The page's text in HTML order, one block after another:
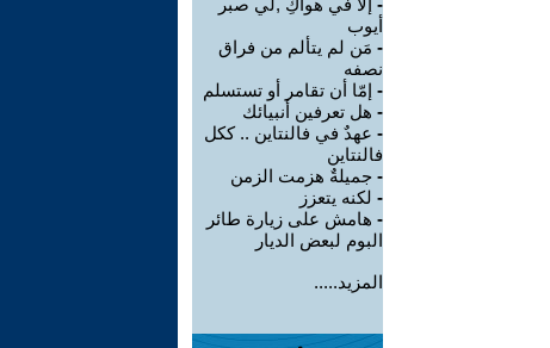
- إلاّ في هواكِ ,لي صبر
أيوب
- مَن لم يتألم من فراق
نصفه
- إمّا أن تقامر أو تستسلم
- هل تعرفين أنبيائك
- عهدٌ في فالنتاين .. ككل
فالنتاين
- جميلةٌ هزمت الزمن
- لكنه يتعزز
- هامش على زيارة طائر
البوم لبعض الديار
المزيد.....